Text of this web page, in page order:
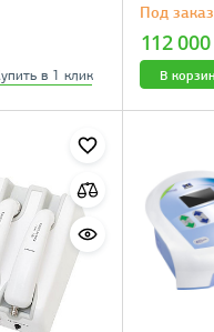
в 1 клик
Под заказ
112
В